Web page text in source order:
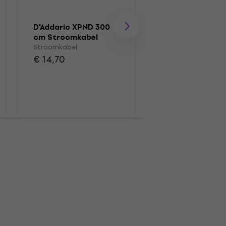
D'Addario XPND 300
cm Stroomkabel
Stroomkabel
€ 14,70